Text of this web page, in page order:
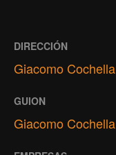
DIRECCIÓN
Giacomo Cochella
GUION
Giacomo Cochella